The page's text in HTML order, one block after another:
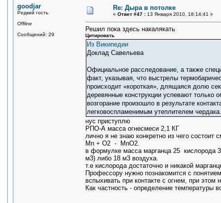
goodjar
Редкий гость
Offline
Сообщений: 29
Re: Дыра в потолке
« Ответ #47 : 13 Января 2010, 18:14:41 »
Решил пока здесь накалякать
Цитировать
Из Википедии
Доклад Савельева
Официальное расследование, а также
факт, указывая, что выстрелы
происходит «короткая», длящаяся долю
деревянные конструкции успевают только
возгорание произошло в результате
легковоспламенимым утеплителем чердака.
нус приступлю
РПО-А масса огнесмеси 2,1 КГ
лично я не знаю конкретно из чего состоит
Mn + O2 - MnO2.
в формулке масса марганца 25 кислорода
м3) либо 18 м3 воздуха.
т.е кислорода достаточно и никакой
Профессору нужно познакомится с
вспыхивать при контакте с огнем, при этом
Как частность - определение температуры